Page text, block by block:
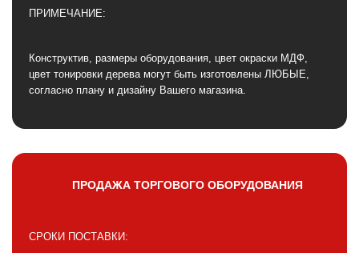
ПРИМЕЧАНИЕ:
Конструктив, размеры оборудования, цвет окраски МДФ,
цвет тонировки дерева могут быть изготовлены ЛЮБЫЕ,
согласно плану и дизайну Вашего магазина.
ПРОДАЖА ТОРГОВОГО ОБОРУДОВАНИЯ
СРОКИ ПОСТАВКИ: